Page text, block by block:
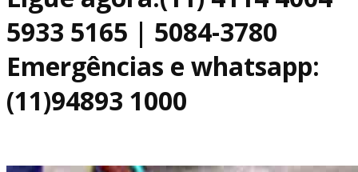
5933 5165 | 5084-3780
Emergências e whatsapp:
(11)94893 1000